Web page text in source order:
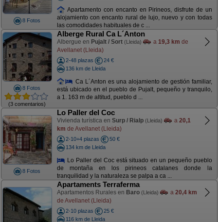
8 Fotos
Apartamento con encanto en Pirineos, disfrute de un
alojamiento con encanto rural de lujo, nuevo y con todas
las comodidades habituales de c ...
8 Fotos
(3 comentarios)
Alberge Rural Ca L´Anton
Albergue en Pujalt / Sort (Lleida) a 19,3 km de
Avellanet (Lleida)
2-48 plazas
24 €
136 km de Lleida
Ca L´Anton es una alojamiento de gestión familiar,
está ubicado en el pueblo de Pujalt, pequeño y tranquilo,
a 1. 163 m de altitud, pueblo d ...
8 Fotos
Lo Paller del Coc
Vivienda turística en Surp / Rialp (Lleida) a 20,1
km de Avellanet (Lleida)
2-10+4 plazas
50 €
134 km de Lleida
Lo Paller del Coc está situado en un pequeño pueblo
de montaña en los pirineos catalanes donde la
tranquilidad y la naturaleza se palpa a ca ...
Apartaments Terraferma
Apartamentos Rurales en Baro (Lleida) a 20,4 km
de Avellanet (Lleida)
2-10 plazas
25 €
116 km de Lleida